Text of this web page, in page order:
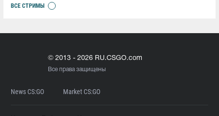
ВСЕ СТРИМЫ
© 2013 - 2026 RU.CSGO.com
Все права защищены
News CS:GO Market CS:GO